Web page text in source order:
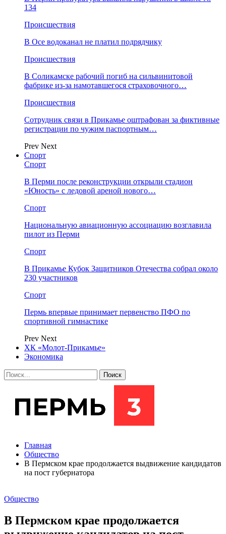
134
Происшествия
В Осе водоканал не платил подрядчику
Происшествия
В Соликамске рабочий погиб на сильвинитовой
фабрике из-за намотавшегося страховочного…
Происшествия
Сотрудник связи в Прикамье оштрафован за фиктивные
регистрации по чужим паспортным…
Prev Next
Спорт
Спорт
В Перми после реконструкции открыли стадион
«Юность» с ледовой ареной нового…
Спорт
Национальную авиационную ассоциацию возглавила
пилот из Перми
Спорт
В Прикамье Кубок Защитников Отечества собрал около
230 участников
Спорт
Пермь впервые принимает первенство ПФО по
спортивной гимнастике
Prev Next
ХК «Молот-Прикамье»
Экономика
Главная
Общество
В Пермском крае продолжается выдвижение кандидатов
на пост губернатора
Общество
В Пермском крае продолжается